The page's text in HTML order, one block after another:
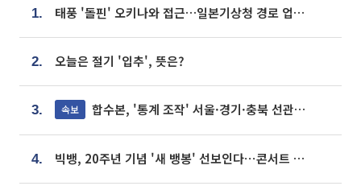
1. 태풍 '돌핀' 오키나와 접근…일본기상청 경로 업데이트
2. 오늘은 절기 '입추', 뜻은?
3. 속보 합수본, '통계 조작' 서울·경기·충북 선관위 등 추가 압수수색
4. 빅뱅, 20주년 기념 '새 뱅봉' 선보인다⋯콘서트 앞두고 팝업 개최